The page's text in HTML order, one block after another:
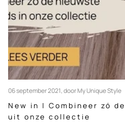
06 september 2021, door My Unique Style
New in | Combineer zó
uit onze collectie